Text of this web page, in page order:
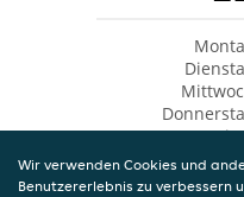
Wir verwenden Cookies und
Benutzererlebnis zu verbessern